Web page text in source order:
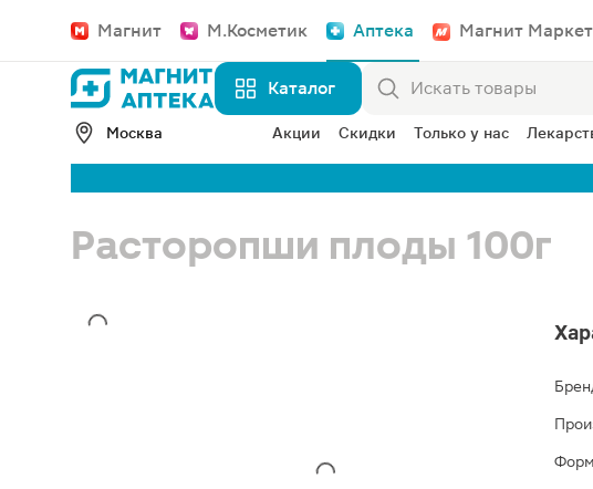
Магнит М.Косметик Аптека Магнит Маркет
Каталог
Москва Акции Скидки Только у нас
Расторопши плоды 100г